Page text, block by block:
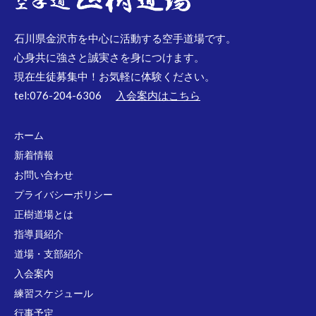
石川県金沢市を中心に活動する空手道場です。
心身共に強さと誠実さを身につけます。
現在生徒募集中！お気軽に体験ください。
tel:076-204-6306
入会案内はこちら
ホーム
新着情報
お問い合わせ
プライバシーポリシー
正樹道場とは
指導員紹介
道場・支部紹介
入会案内
練習スケジュール
行事予定